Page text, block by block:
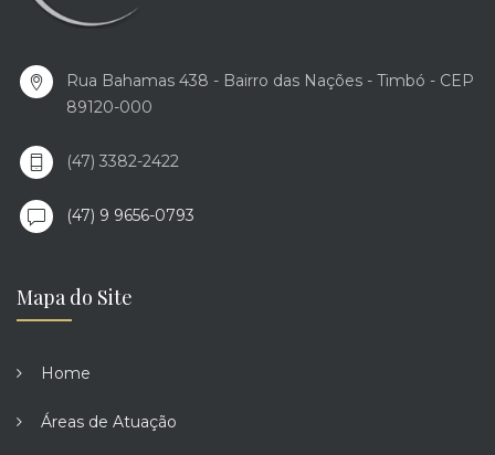
Rua Bahamas 438 - Bairro das Nações - Timbó - CEP
89120-000
(47) 3382-2422
(47) 9 9656-0793
Mapa do Site
Home
Áreas de Atuação